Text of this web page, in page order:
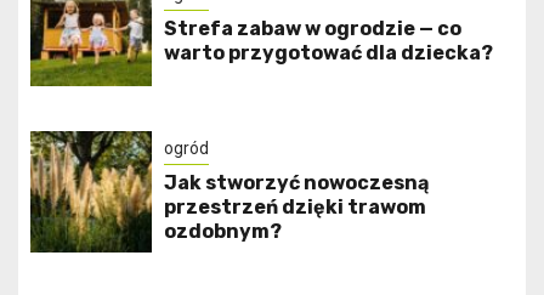
Strefa zabaw w ogrodzie — co
warto przygotować dla dziecka?
ogród
Jak stworzyć nowoczesną
przestrzeń dzięki trawom
ozdobnym?